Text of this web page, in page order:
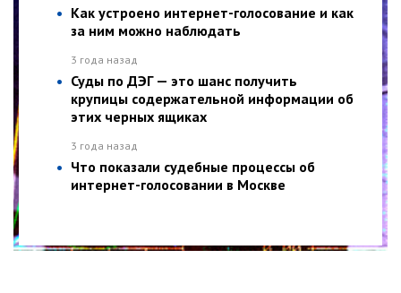
Как устроено интернет-голосование и как
за ним можно наблюдать
3 года назад
Суды по ДЭГ — это шанс получить
крупицы содержательной информации об
этих черных ящиках
3 года назад
Что показали судебные процессы об
интернет-голосовании в Москве